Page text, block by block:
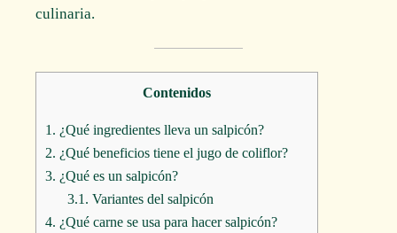
culinaria.
Contenidos
1. ¿Qué ingredientes lleva un salpicón?
2. ¿Qué beneficios tiene el jugo de coliflor?
3. ¿Qué es un salpicón?
3.1. Variantes del salpicón
4. ¿Qué carne se usa para hacer salpicón?